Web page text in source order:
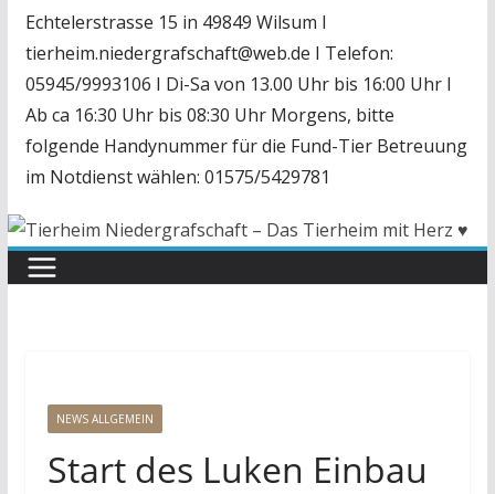
Echtelerstrasse 15 in 49849 Wilsum I
tierheim.niedergrafschaft@web.de I Telefon:
05945/9993106 I Di-Sa von 13.00 Uhr bis 16:00 Uhr I
Ab ca 16:30 Uhr bis 08:30 Uhr Morgens, bitte
folgende Handynummer für die Fund-Tier Betreuung
im Notdienst wählen: 01575/5429781
NEWS ALLGEMEIN
Start des Luken Einbau